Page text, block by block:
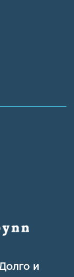
и